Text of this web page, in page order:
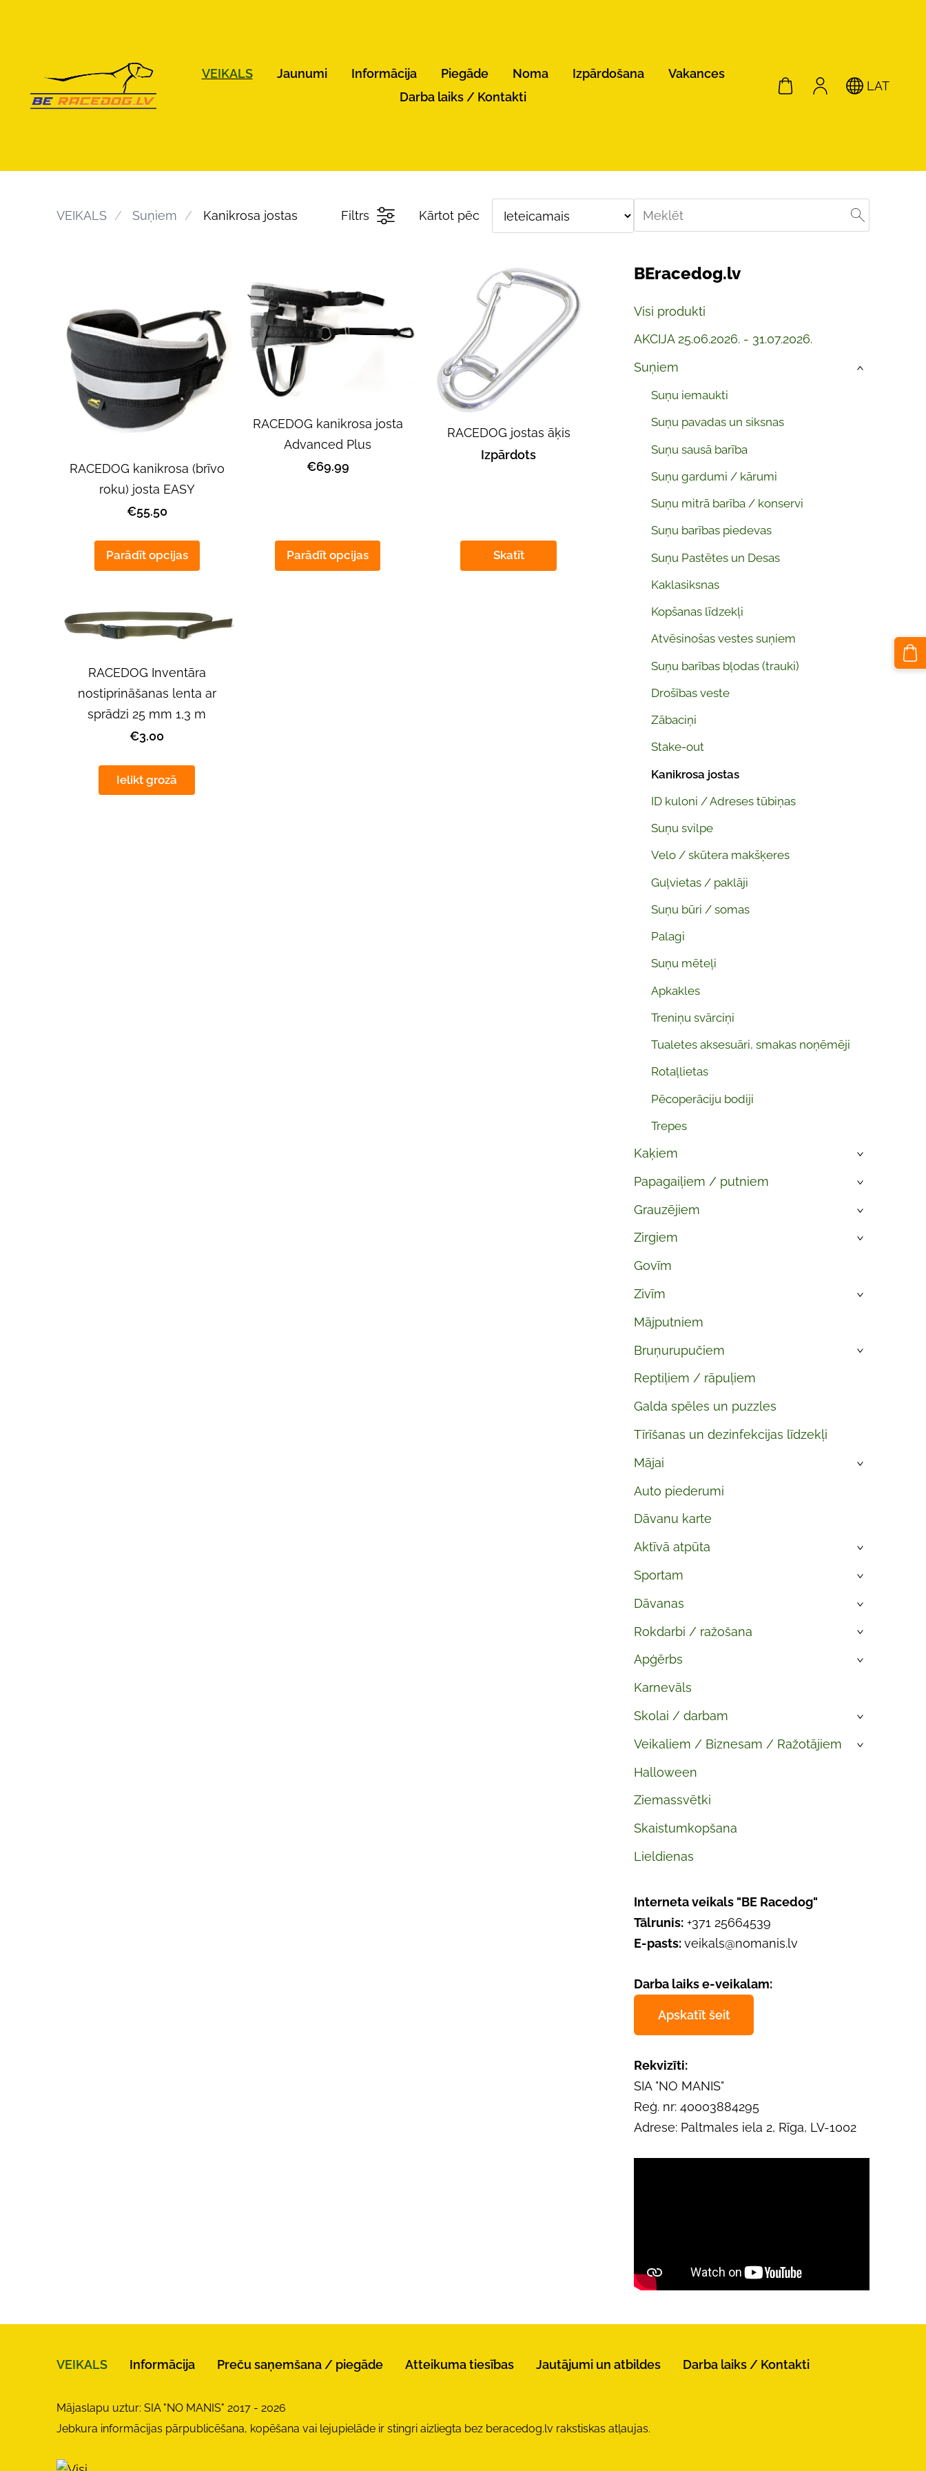
VEIKALS Jaunumi Informācija Piegāde Noma Izpārdošana
Vakances
Darba laiks / Kontakti
LAT
BEracedog.lv
Visi produkti
AKCIJA 25.06.2026. - 31.07.2026.
Suņiem
Suņu iemaukti
Suņu pavadas un siksnas
Suņu sausā barība
Suņu gardumi / kārumi
Suņu mitrā barība / konservi
Suņu barības piedevas
Suņu Pastētes un Desas
Kaklasiksnas
Kopšanas līdzekļi
Atvēsinošas vestes suņiem
Suņu barības bļodas (trauki)
Drošības veste
Zābaciņi
Stake-out
Kanikrosa jostas
ID kuloni / Adreses tūbiņas
Suņu svilpe
Velo / skūtera makšķeres
Guļvietas / paklāji
Suņu būri / somas
Palagi
Suņu mēteļi
Apkakles
Treniņu svārciņi
Tualetes aksesuāri, smakas noņēmēji
Rotaļlietas
Pēcoperāciju bodiji
Trepes
›
Kaķiem ›
Papagaiļiem / putniem ›
Grauzējiem ›
Zirgiem ›
Govīm
Zivīm
›
Mājputniem
Bruņurupučiem
›
Reptiļiem / rāpuļiem
Galda spēles un puzzles
Tīrīšanas un dezinfekcijas līdzekļi
Mājai
›
Auto piederumi
Dāvanu karte
Aktīvā atpūta
›
Sportam ›
Dāvanas ›
Rokdarbi / ražošana ›
Apģērbs ›
Karnevāls
Skolai / darbam
›
Veikaliem / Biznesam / Ražotājiem ›
Halloween
Ziemassvētki
Skaistumkopšana
Lieldienas
Interneta veikals "BE Racedog"
Tālrunis:+371 25664539
E-pasts:veikals@nomanis.lv
Darba laiks e-veikalam:
Apskatīt šeit
Rekvizīti:
SIA "NO MANIS"
Reģ. nr: 40003884295
Adrese: Paltmales iela 2, Rīga, LV-1002
VEIKALS Suņiem Kanikrosa jostas Filtrs Kārtot pēc
RACEDOG kanikrosa (brīvo
roku) josta EASY
€55.50
Parādīt opcijas
RACEDOG kanikrosa josta
Advanced Plus
€69.99
Parādīt opcijas
RACEDOG jostas āķis
Izpārdots
Skatīt
RACEDOG Inventāra
nostiprināšanas lenta ar
sprādzi 25 mm 1,3 m
€3.00
Ielikt grozā
VEIKALS Informācija Preču saņemšana / piegāde Atteikuma tiesības Jautājumi un atbildes Darba laiks / Kontakti
Mājaslapu uztur: SIA "NO MANIS" 2017 - 2026
Jebkura informācijas pārpublicēšana, kopēšana vai lejupielāde ir stingri aizliegta bez beracedog.lv rakstiskas atļaujas.